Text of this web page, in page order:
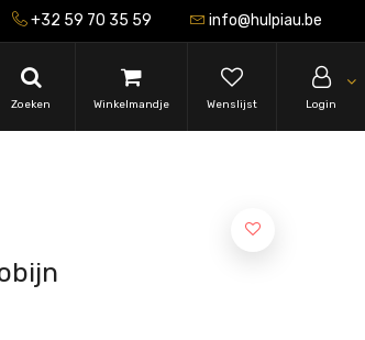
+32 59 70 35 59 info@hulpiau.be
Zoeken Winkelmandje Wenslijst Login